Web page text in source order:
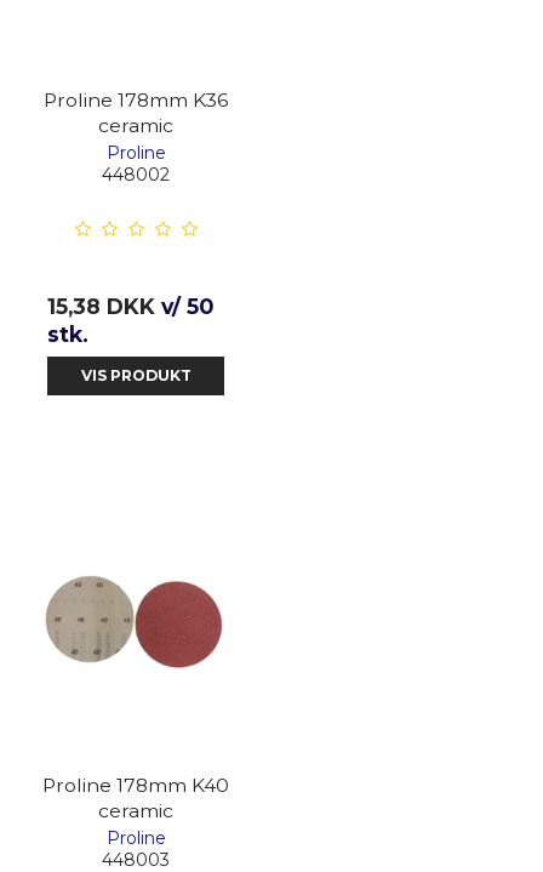
Proline 178mm K36
ceramic
Proline
448002
15,38 DKK v/ 50
stk.
VIS PRODUKT
Proline 178mm K40
ceramic
Proline
448003